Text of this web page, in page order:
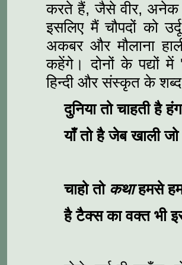
करते हैं, जैसे वीर, अनेक
इसलिए मैं चौपदों को
अकबर और मौलाना
कहेंगे। दोनों के पद्यों
हिन्दी और संस्कृत के
दुनिया तो चाहती है
याँ तो है जेब खाली
चाहो तो कथाहमसे
है टैक्स का वक्त भी